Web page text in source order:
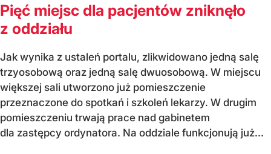
Pięć miejsc dla pacjentów zniknęło
z oddziału
Jak wynika z ustaleń portalu, zlikwidowano jedną salę
trzyosobową oraz jedną salę dwuosobową. W miejscu
większej sali utworzono już pomieszczenie
przeznaczone do spotkań i szkoleń lekarzy. W drugim
pomieszczeniu trwają prace nad gabinetem
dla zastępcy ordynatora. Na oddziale funkcjonują już...